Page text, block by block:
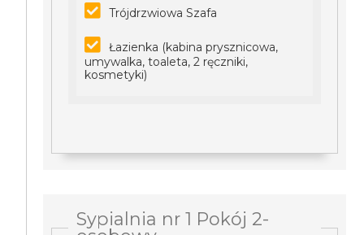
Trójdrzwiowa Szafa
Łazienka (kabina prysznicowa,
umywalka, toaleta, 2 ręczniki,
kosmetyki)
Sypialnia nr 1 Pokój 2-